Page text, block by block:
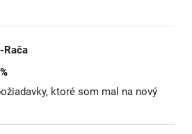
Rača
ktoré som mal na nový